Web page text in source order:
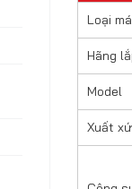
Loại
Hãng
Model
Xuất xứ